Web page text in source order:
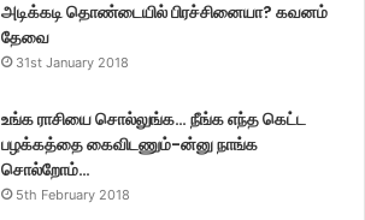
அடிக்கடி தொண்டையில் பிரச்சினையா? கவனம்
தேவை
31st January 2018
உங்க ராசியை சொல்லுங்க… நீங்க எந்த கெட்ட
பழக்கத்தை கைவிடணும்-ன்னு நாங்க
சொல்றோம்…
5th February 2018